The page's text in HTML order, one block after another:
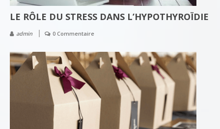
LE RÔLE DU STRESS DANS L’HYPOTHYROÏDIE
admin 0 Commentaire